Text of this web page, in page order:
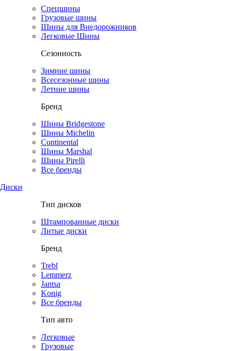
Спецшины
Грузовые шины
Шины для Внедорожников
Легковые Шины
Сезонность
Зимние шины
Всесезонные шины
Летние шины
Бренд
Шины Bridgestone
Шины Michelin
Continental
Шины Marshal
Шины Pirelli
Все бренды
Диски
Тип дисков
Штампованные диски
Литые диски
Бренд
Trebl
Lemmerz
Jantsa
Konig
Все бренды
Тип авто
Легковые
Грузовые